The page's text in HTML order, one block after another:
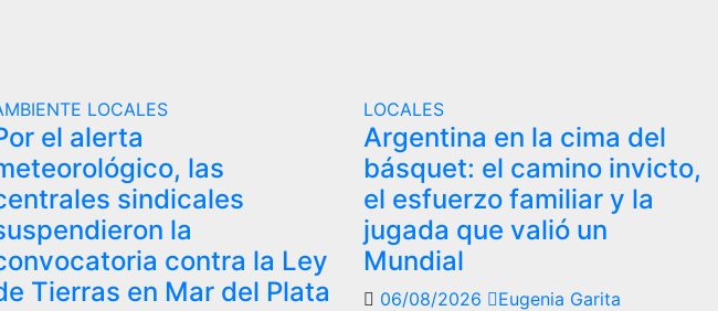
LOCALES
el alerta
las
sindicales
la
contra la Ley
Tierras en Mar del Plata
LOCALES
Argentina en la cima del
básquet: el camino invicto,
el esfuerzo familiar y la
jugada que valió un
Mundial
06/08/2026 Eugenia Garita